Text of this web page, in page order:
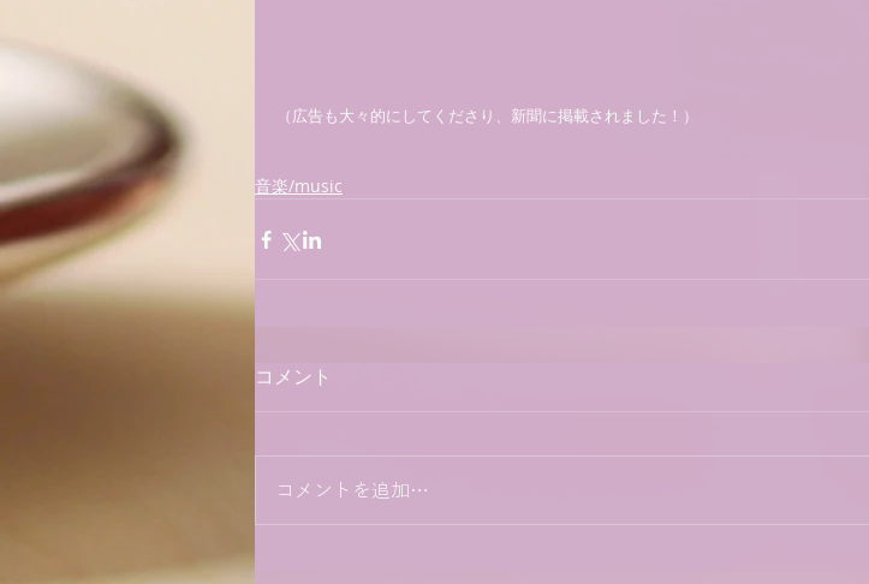
（広告も大々的にしてくださり、新聞に掲載されました！）
音楽/music
コメント
コメントを追加…